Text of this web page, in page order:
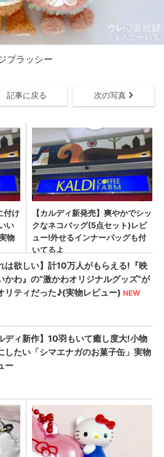
プラッシー
記事に戻る 次の写真